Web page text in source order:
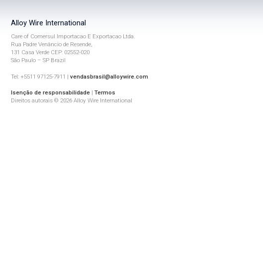
Alloy Wire International
Care of Comersul Importacao E Exportacao Ltda.
Rua Padre Venâncio de Resende,
131 Casa Verde CEP: 02552-020
São Paulo – SP Brazil
Tel: +5511 97125-7911 | vendasbrasil@alloywire.com
Isenção de responsabilidade | Termos
Direitos autorais © 2026 Alloy Wire International